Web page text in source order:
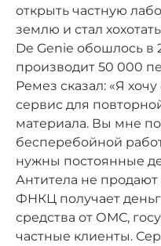
открыть частную
землю и стал
De Genie обошлось
производит 50 000
Ремез сказал: «Я
сервис для
материала. Вы мне
бесперебойной
нужны постоянные
Антитела не продают
ФНКЦ получает
средства от ОМС,
частные клиенты.